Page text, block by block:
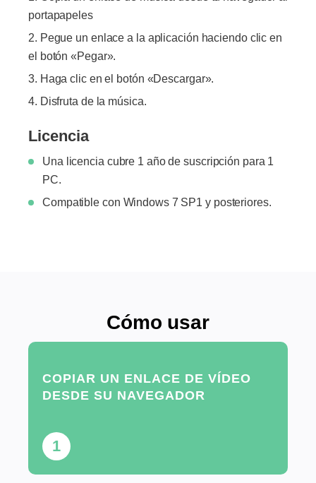
portapapeles
Pegue un enlace a la aplicación haciendo clic en
el botón «Pegar».
Haga clic en el botón «Descargar».
Disfruta de la música.
Licencia
Una licencia cubre 1 año de suscripción para 1
PC.
Compatible con Windows 7 SP1 y posteriores.
Cómo usar
1
COPIAR UN ENLACE DE VÍDEO
DESDE SU NAVEGADOR